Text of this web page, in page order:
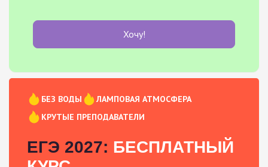
Хочу!
БЕЗ ВОДЫ
ЛАМПОВАЯ АТМОСФЕРА
КРУТЫЕ ПРЕПОДАВАТЕЛИ
ЕГЭ 2027: БЕСПЛАТНЫЙ